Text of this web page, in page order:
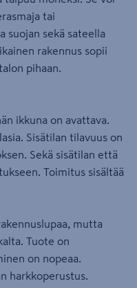
tai
suojan sekä sateella
rakennus sopii
pihaan.
ikkuna on avattava.
Sisätilan tilavuus on
Sekä sisätilan että
Toimitus sisältää
mutta
Tuote on
on nopeaa.
harkkoperustus.